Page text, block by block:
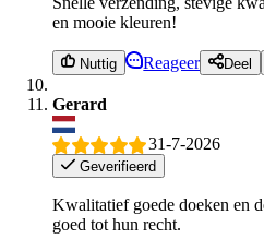
en mooie kleuren!
Nuttig Reageer Deel
Gerard
31-7-2026
Geverifieerd
Kwalitatief goede doeken en
goed tot hun recht.